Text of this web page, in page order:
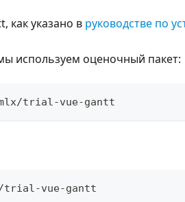
как указано в руководстве по
используем оценочный пакет:
trial-vue-gantt
trial-vue-gantt